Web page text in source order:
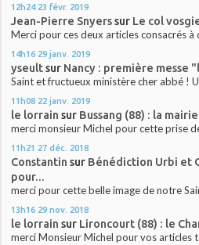
12h24 23 févr. 2019
Jean-Pierre Snyerssur Le col
Merci pour ces deux articles consacrés à
14h16 29 janv. 2019
yseultsur Nancy : première messe
Saint et fructueux ministère cher abbé !
11h08 22 janv. 2019
le lorrain sur Bussang (88) : la
merci monsieur Michel pour cette prise
11h21 27 déc. 2018
Constantin sur Bénédiction Urbi et
pour...
merci pour cette belle image de notre
13h16 29 nov. 2018
le lorrain sur Lironcourt (88) : le
merci Monsieur Michel pour vos articles